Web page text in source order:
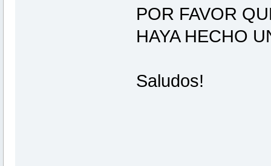
POR FAVOR
HAYA HECHO
Saludos!